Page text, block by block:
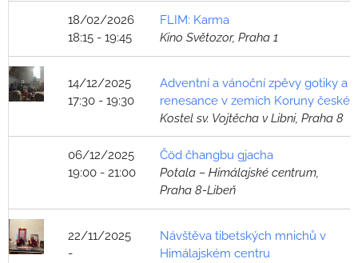
18/02/2026
18:15 - 19:45
FLIM: Karma
Kino Světozor, Praha 1
14/12/2025
17:30 - 19:30
Adventní a vánoční zpěvy gotiky a
renesance v zemích Koruny české
Kostel sv. Vojtěcha v Libni, Praha 8
06/12/2025
19:00 - 21:00
Čöd čhangbu gjacha
Potala – Himálajské centrum,
Praha 8-Libeň
22/11/2025
-
Návštěva tibetských mnichů v
Himálajském centru